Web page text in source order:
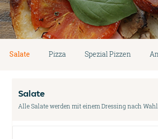
Salate Pizza Spezial Pizzen
Salate
Alle Salate werden mit einem Dressing nach Wahl